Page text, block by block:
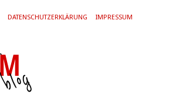
DATENSCHUTZERKLÄRUNG IMPRESSUM